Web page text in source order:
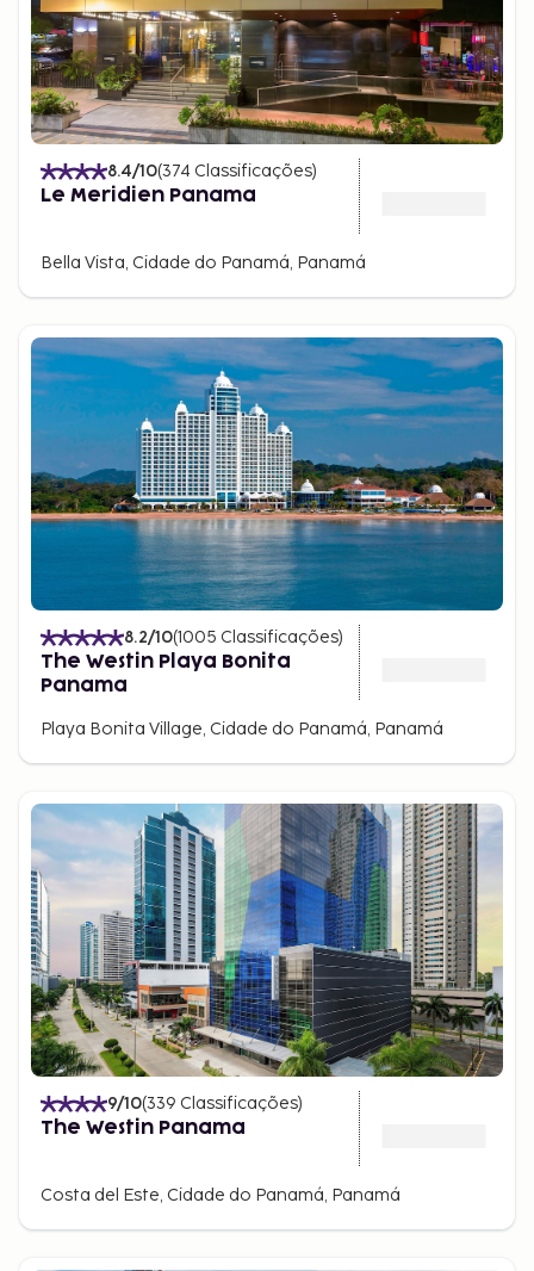
8.4/10(374 Classificações)
Le Meridien Panama
Bella Vista, Cidade do Panamá, Panamá
8.2/10(1005 Classificações)
The Westin Playa Bonita
Panama
Playa Bonita Village, Cidade do Panamá, Panamá
9/10(339 Classificações)
The Westin Panama
Costa del Este, Cidade do Panamá, Panamá